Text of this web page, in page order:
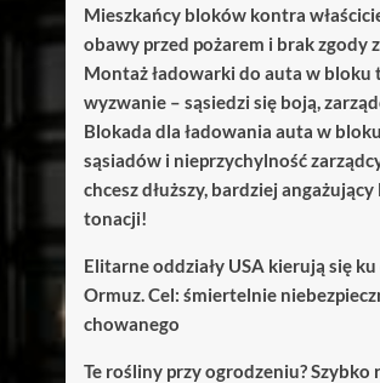
Mieszkańcy bloków kontra
obawy przed pożarem i brak zgody
Montaż ładowarki do auta w bloku
wyzwanie – sąsiedzi się boją,
Blokada dla ładowania auta w
sąsiadów i nieprzychylność
chcesz dłuższy, bardziej
tonacji!
Elitarne oddziały USA kierują się
Ormuz. Cel: śmiertelnie
chowanego
Te rośliny przy ogrodzeniu? Szybko